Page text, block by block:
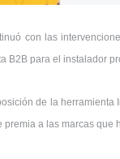
con las
B2B para el instalador
de la herramienta
premia a las marcas que